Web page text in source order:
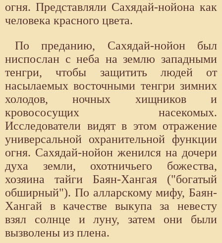
огня. Представляли Сахядай-нойона как
человека красного цвета.
По преданию, Сахядай-нойон был
ниспослан с неба на землю западными
тенгри, чтобы защитить людей от
насылаемых восточными тенгри зимних
холодов, ночных хищников и
кровососущих насекомых.
Исследователи видят в этом отражение
универсальной охранительной функции
огня. Сахядай-нойон женился на дочери
духа земли, охотничьего божества,
хозяина тайги Баян-Хангая ("богатый
обширный"). По алларскому мифу, Баян-
Хангай в качестве выкупа за невесту
взял солнце и луну, затем они были
вызволены из плена.